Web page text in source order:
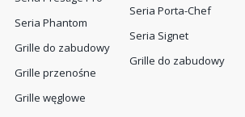
Seria Phantom
Grille do zabudowy
Grille przenośne
Grille węglowe
Seria Porta-Chef
Seria Signet
Grille do zabudowy